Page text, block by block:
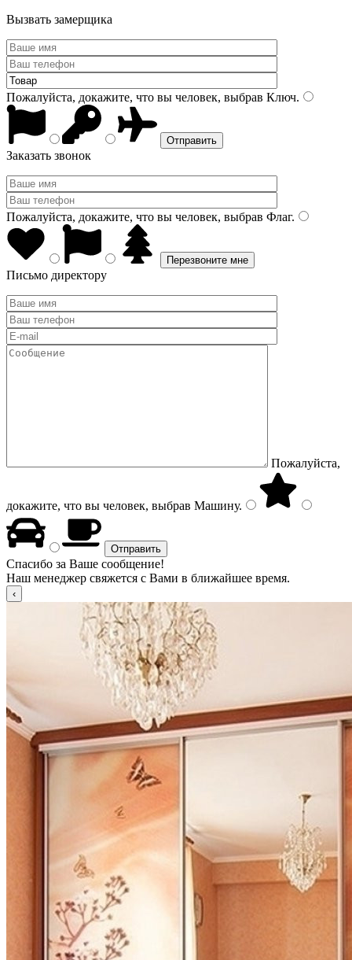
Вызвать замерщика
Пожалуйста, докажите, что вы человек, выбрав Ключ.
Заказать звонок
Пожалуйста, докажите, что вы человек, выбрав Флаг.
Письмо директору
Пожалуйста,
докажите, что вы человек, выбрав Машину.
Спасибо за Ваше сообщение!
Наш менеджер свяжется с Вами в ближайшее время.